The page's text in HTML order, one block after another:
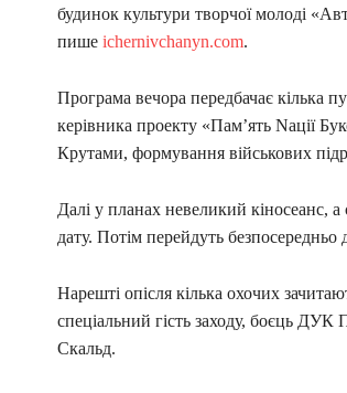
будинок культури творчої молоді
пише ichernivchanyn.com.
Програма вечора передбачає кілька
керівника проекту «Пам’ять Nації
Крутами, формування військових
Далі у планах невеликий кіносеанс,
дату. Потім перейдуть
Нарешті опісля кілька охочих
спеціальний гість заходу, боєць
Скальд.